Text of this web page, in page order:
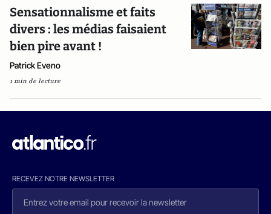
Sensationnalisme et faits
divers : les médias faisaient
bien pire avant !
Patrick Eveno
1 min de lecture
RECEVEZ NOTRE NEWSLETTER